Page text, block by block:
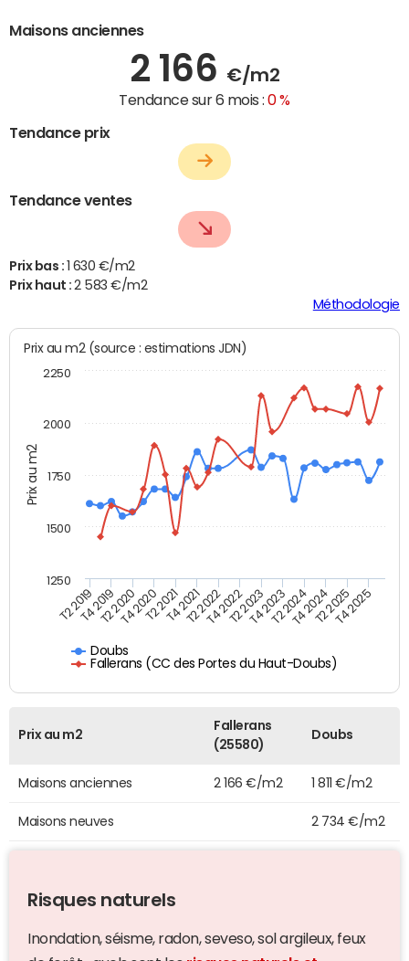
Maisons anciennes
2 166 €/m2
Tendance sur 6 mois :0 %
Tendance prix
Tendance ventes
Prix bas : 1 630 €/m2
Prix haut :2 583 €/m2
Méthodologie
Prix au m2
Prix au m2 (source : estimations JDN)
Doubs
Fallerans (CC des Portes du Haut-Doubs)
T2 2019T4 2019T2 2020T4 2020T2 2021T4 2021T2 2022T4 2022T2 2023T4 2023T2 2024T4 2024T2 2025T4 2025
2000
1250
1500
1750
2250
Prix au m2
Fallerans
(25580)
Doubs
Maisons anciennes 2 166 €/m2 1 811 €/m2
Maisons neuves 2 734 €/m2
Risques naturels
Inondation, séisme, radon, seveso, sol argileux, feux